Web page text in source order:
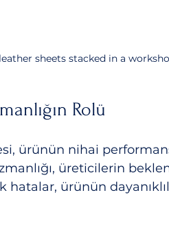
sheets stacked in a
Rolü
ürünün nihai
üreticilerin
ürünün